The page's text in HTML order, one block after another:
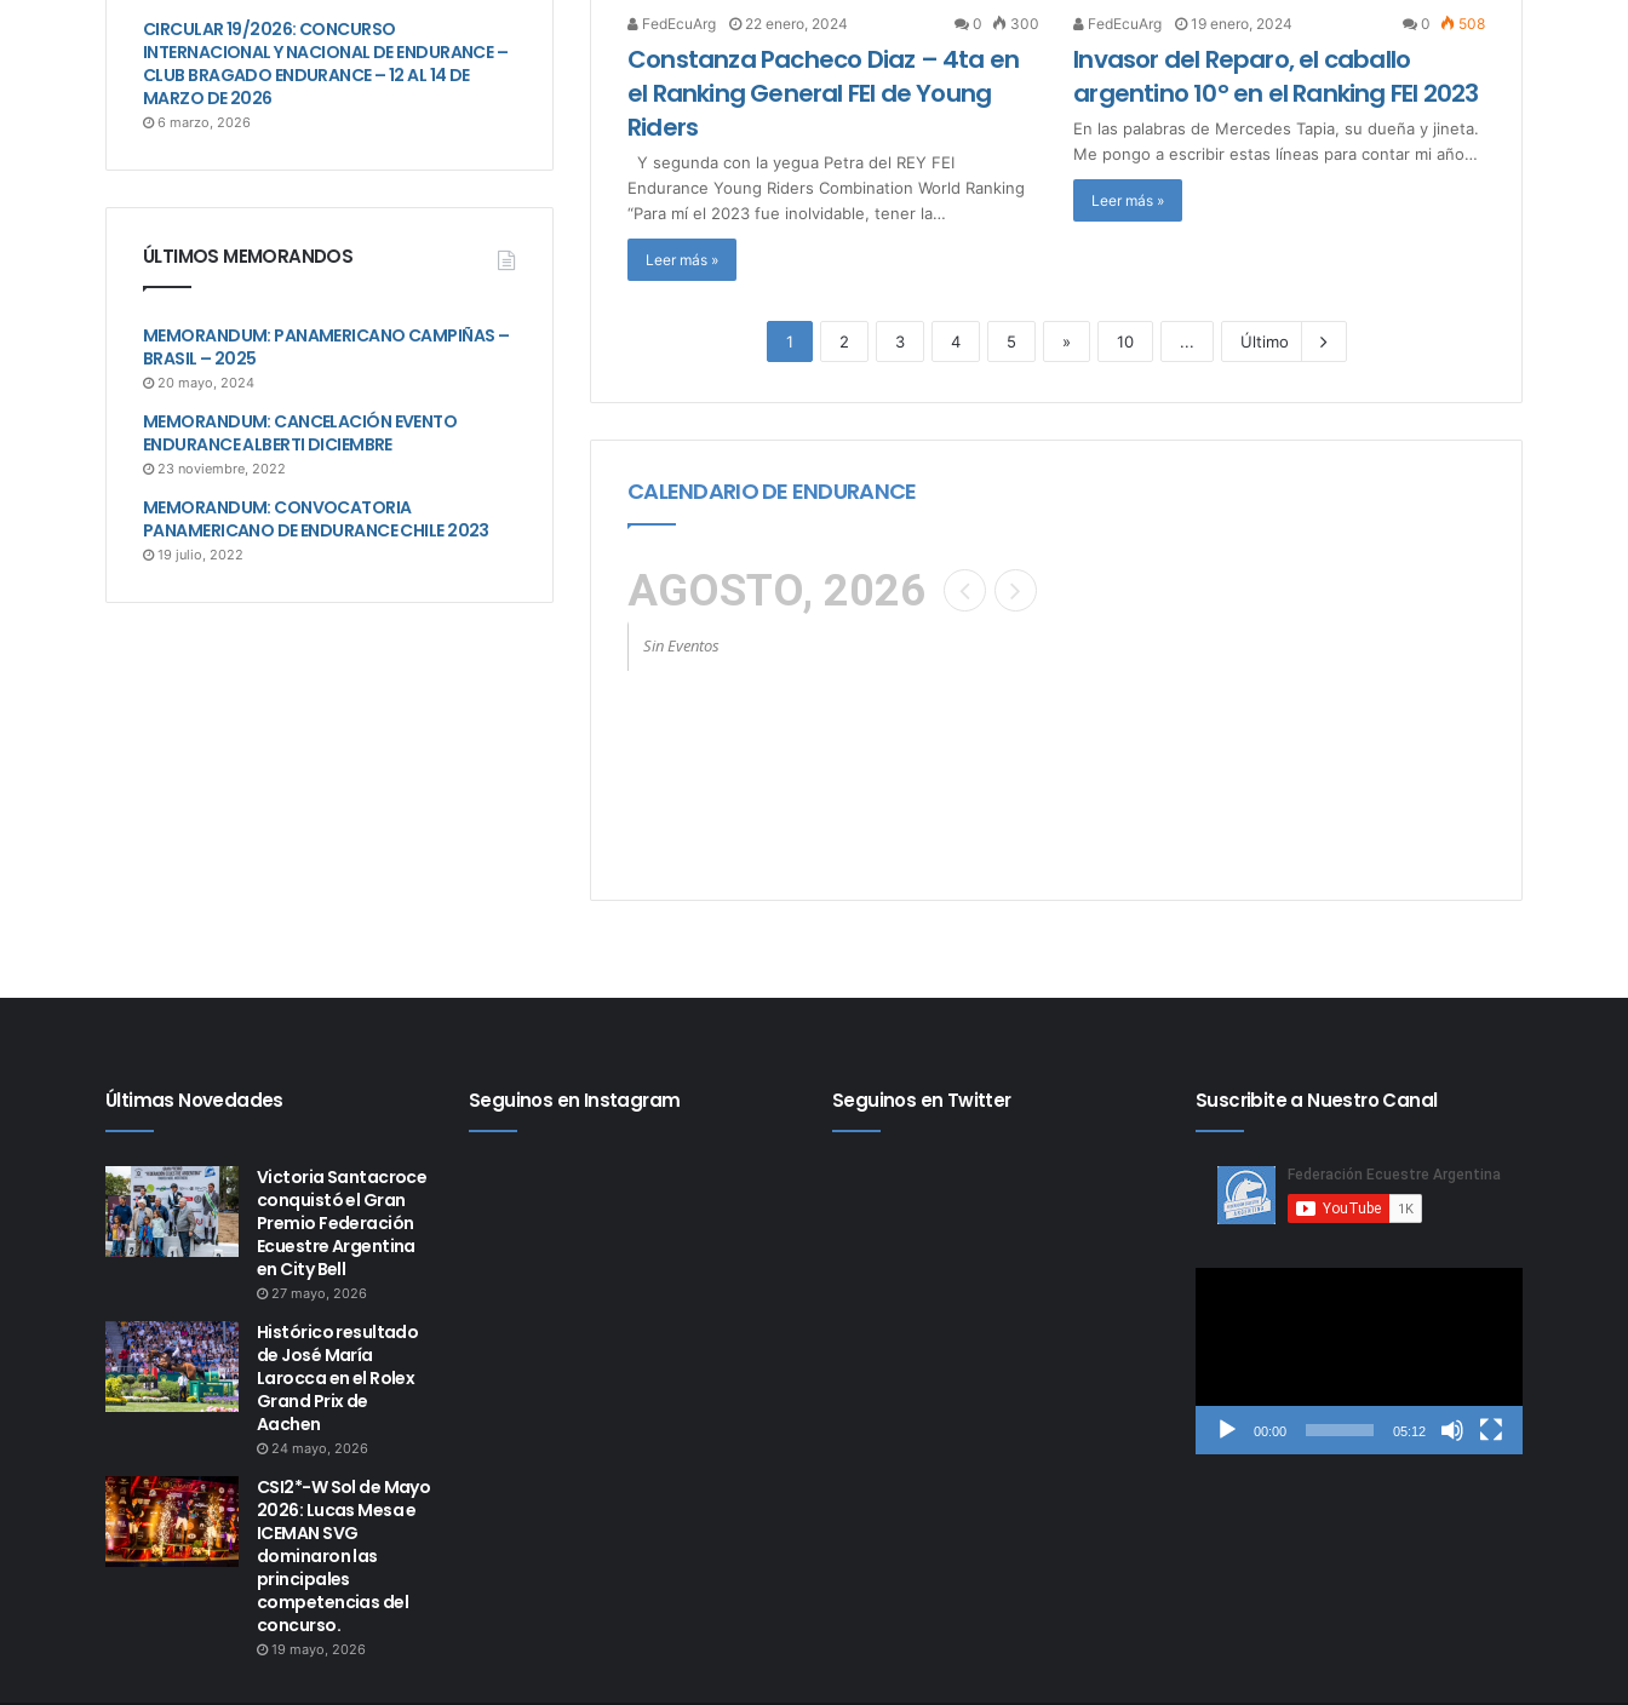
FedEcuArg 22 enero, 2024 0 300
Constanza Pacheco Diaz – 4ta en
el Ranking General FEI de Young
Riders
Y segunda con la yegua Petra del REY FEI
Endurance Young Riders Combination World Ranking
“Para mí el 2023 fue inolvidable, tener la…
Leer más »
FedEcuArg 19 enero, 2024 0 508
Invasor del Reparo, el caballo
argentino 10° en el Ranking FEI 2023
En las palabras de Mercedes Tapia, su dueña y jineta.
Me pongo a escribir estas líneas para contar mi año…
Leer más »
1 2 3 4 5 » 10 ... Último
CALENDARIO DE ENDURANCE
AGOSTO, 2026
Sin Eventos
CIRCULAR 19/2026: CONCURSO
INTERNACIONAL Y NACIONAL DE ENDURANCE –
CLUB BRAGADO ENDURANCE – 12 AL 14 DE
MARZO DE 2026
6 marzo, 2026
ÚLTIMOS MEMORANDOS
MEMORANDUM: PANAMERICANO CAMPIÑAS –
BRASIL – 2025
20 mayo, 2024
MEMORANDUM: CANCELACIÓN EVENTO
ENDURANCE ALBERTI DICIEMBRE
23 noviembre, 2022
MEMORANDUM: CONVOCATORIA
PANAMERICANO DE ENDURANCE CHILE 2023
19 julio, 2022
Últimas Novedades
Victoria Santacroce
conquistó el Gran
Premio Federación
Ecuestre Argentina
en City Bell
27 mayo, 2026
Histórico resultado
de José María
Larocca en el Rolex
Grand Prix de
Aachen
24 mayo, 2026
CSI2*-W Sol de Mayo
2026: Lucas Mesa e
ICEMAN SVG
dominaron las
principales
competencias del
concurso.
19 mayo, 2026
Seguinos en Instagram Seguinos en Twitter Suscribite a Nuestro Canal
00:00 05:12